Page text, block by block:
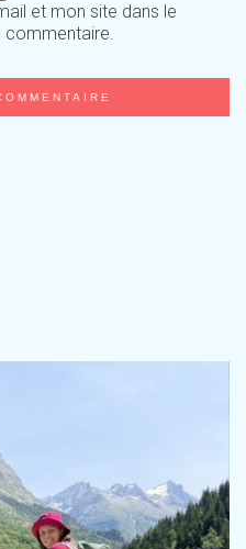
et mon site dans le
commentaire.